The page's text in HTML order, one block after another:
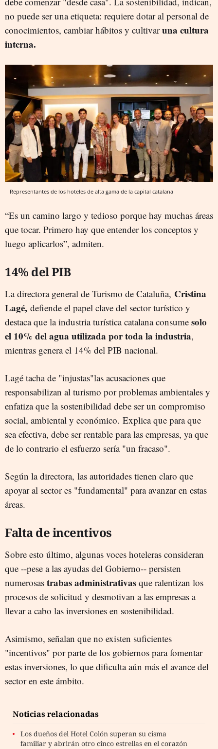
no puede ser una etiqueta: requiere dotar al personal de
conocimientos, cambiar hábitos y cultivaruna cultura
interna.
Representantes de los hoteles de alta gama de la capital catalana
“Es un camino largo y tedioso porque hay muchas áreas
que tocar. Primero hay que entender los conceptos y
luego aplicarlos”, admiten.
14% del PIB
La directora general de Turismo de Cataluña, Cristina
Lagé, defiende el papel clave del sector turístico y
destaca que la industria turística catalana consume solo
el 10% del agua utilizada por toda la industria,
mientras genera el 14% del PIB nacional.
Lagé tacha de "injustas"las acusaciones que
responsabilizan al turismo por problemas ambientales y
enfatiza que la sostenibilidad debe ser un compromiso
social, ambiental y económico. Explica que para que
sea efectiva, debe ser rentable para las empresas, ya que
de lo contrario el esfuerzo sería "un fracaso".
Según la directora, las autoridades tienen claro que
apoyar al sector es "fundamental" para avanzar en estas
áreas.
Falta de incentivos
Sobre esto último, algunas voces hoteleras consideran
que --pese a las ayudas del Gobierno-- persisten
numerosas trabas administrativas que ralentizan los
procesos de solicitud y desmotivan a las empresas a
llevar a cabo las inversiones en sostenibilidad.
Asimismo, señalan que no existen suficientes
"incentivos" por parte de los gobiernos para fomentar
estas inversiones, lo que dificulta aún más el avance del
sector en este ámbito.
Noticias relacionadas
Los dueños del Hotel Colón superan su cisma
familiar y abrirán otro cinco estrellas en el corazón